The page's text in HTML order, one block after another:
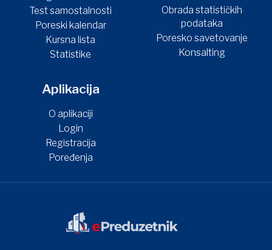
Test samostalnosti
Poreski kalendar
Kursna lista
Statistike
Obrada statističkih
podataka
Poresko savetovanje
Konsalting
Aplikacija
O aplikaciji
Login
Registracija
Poređenja